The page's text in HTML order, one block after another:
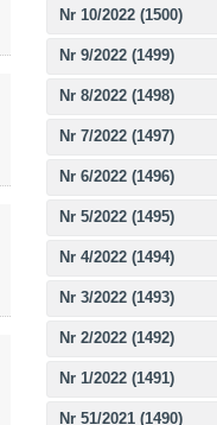
Nr 10/2022 (1500)
Nr 9/2022 (1499)
Nr 8/2022 (1498)
Nr 7/2022 (1497)
Nr 6/2022 (1496)
Nr 5/2022 (1495)
Nr 4/2022 (1494)
Nr 3/2022 (1493)
Nr 2/2022 (1492)
Nr 1/2022 (1491)
Nr 51/2021 (1490)